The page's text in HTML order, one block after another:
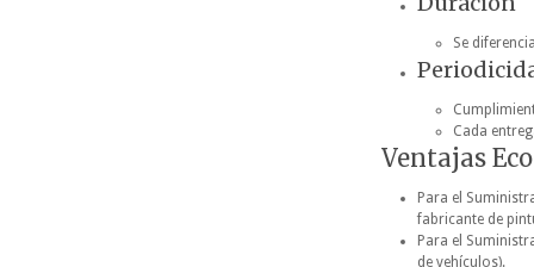
Se
Cada
Ventajas
Para el
fabricante de
Para el
de vehículos).